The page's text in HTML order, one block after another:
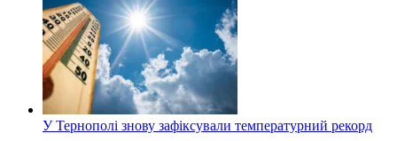
У Тернополі знову зафіксували температурний рекорд